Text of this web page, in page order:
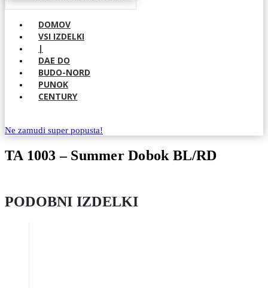
DOMOV
VSI IZDELKI
|
DAE DO
BUDO-NORD
PUNOK
CENTURY
Ne zamudi super popusta!
TA 1003 – Summer Dobok BL/RD
PODOBNI IZDELKI